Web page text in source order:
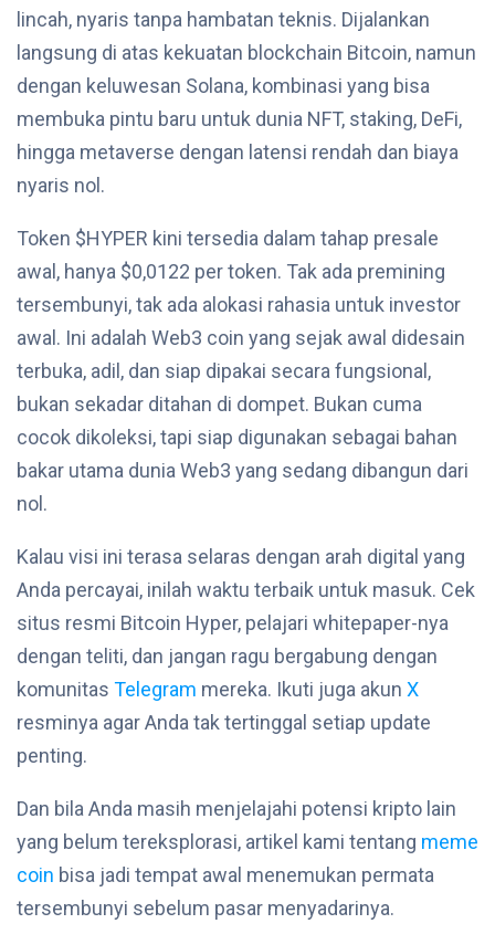
lincah, nyaris tanpa hambatan teknis. Dijalankan
langsung di atas kekuatan blockchain Bitcoin, namun
dengan keluwesan Solana, kombinasi yang bisa
membuka pintu baru untuk dunia NFT, staking, DeFi,
hingga metaverse dengan latensi rendah dan biaya
nyaris nol.
Token $HYPER kini tersedia dalam tahap presale
awal, hanya $0,0122 per token. Tak ada premining
tersembunyi, tak ada alokasi rahasia untuk investor
awal. Ini adalah Web3 coin yang sejak awal didesain
terbuka, adil, dan siap dipakai secara fungsional,
bukan sekadar ditahan di dompet. Bukan cuma
cocok dikoleksi, tapi siap digunakan sebagai bahan
bakar utama dunia Web3 yang sedang dibangun dari
nol.
Kalau visi ini terasa selaras dengan arah digital yang
Anda percayai, inilah waktu terbaik untuk masuk. Cek
situs resmi Bitcoin Hyper, pelajari whitepaper-nya
dengan teliti, dan jangan ragu bergabung dengan
komunitas Telegram mereka. Ikuti juga akun X
resminya agar Anda tak tertinggal setiap update
penting.
Dan bila Anda masih menjelajahi potensi kripto lain
yang belum tereksplorasi, artikel kami tentang meme
coin bisa jadi tempat awal menemukan permata
tersembunyi sebelum pasar menyadarinya.